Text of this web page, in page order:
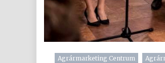
Agrármarketing Centrum